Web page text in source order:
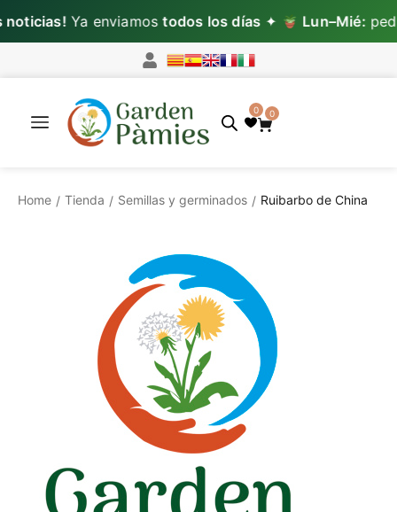
Ya enviamostodos los días✦ Lun–Mié:
0 0
Home / Tienda / Semillas y germinados / Ruibarbo de China